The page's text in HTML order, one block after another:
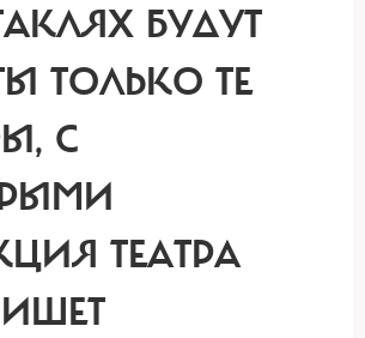
БУДУТ
ТОЛЬКО ТЕ
С
ТЕАТРА